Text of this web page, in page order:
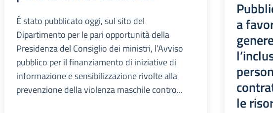
È stato pubblicato oggi, sul sito del
Dipartimento per le pari opportunità della
Presidenza del Consiglio dei ministri, l’Avviso
pubblico per il finanziamento di iniziative di
informazione e sensibilizzazione rivolte alla
prevenzione della violenza maschile contro...
a
le